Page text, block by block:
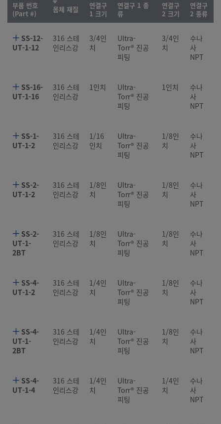
부품 번호
(Part #)
몸체 재질
연결구
1 크기
연결구 1 종
류
연결구
2 크기
연결구
2 종류
SS-12-
UT-1-12
316 스테
인리스강
3/4인
치
Ultra-
Torr® 진공
피팅
3/4인
치
수나
사
NPT
SS-16-
UT-1-16
316 스테
인리스강
1인치
Ultra-
Torr® 진공
피팅
1인치
수나
사
NPT
SS-1-
UT-1-2
316 스테
인리스강
1/16
인치
Ultra-
Torr® 진공
피팅
1/8인
치
수나
사
NPT
SS-2-
UT-1-2
316 스테
인리스강
1/8인
치
Ultra-
Torr® 진공
피팅
1/8인
치
수나
사
NPT
SS-2-
UT-1-
2BT
316 스테
인리스강
1/8인
치
Ultra-
Torr® 진공
피팅
1/8인
치
수나
사
NPT
SS-4-
UT-1-2
316 스테
인리스강
1/4인
치
Ultra-
Torr® 진공
피팅
1/8인
치
수나
사
NPT
SS-4-
UT-1-
2BT
316 스테
인리스강
1/4인
치
Ultra-
Torr® 진공
피팅
1/8인
치
수나
사
NPT
SS-4-
UT-1-4
316 스테
인리스강
1/4인
치
Ultra-
Torr® 진공
피팅
1/4인
치
수나
사
NPT